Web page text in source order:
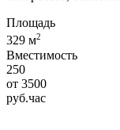
Площадь
329 м2
Вместимость
250
от 3500
руб.час